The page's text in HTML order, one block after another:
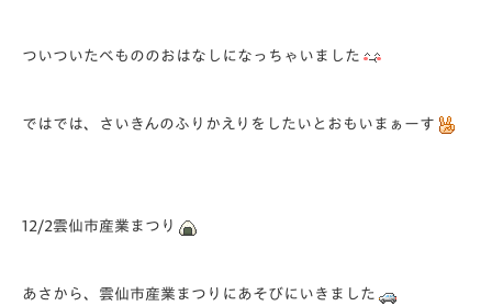
ついついたべもののおはなしになっちゃいました
ではでは、さいきんのふりかえりをしたいとおもいまぁーす
12/2雲仙市産業まつり
あさから、雲仙市産業まつりにあそびにいきました